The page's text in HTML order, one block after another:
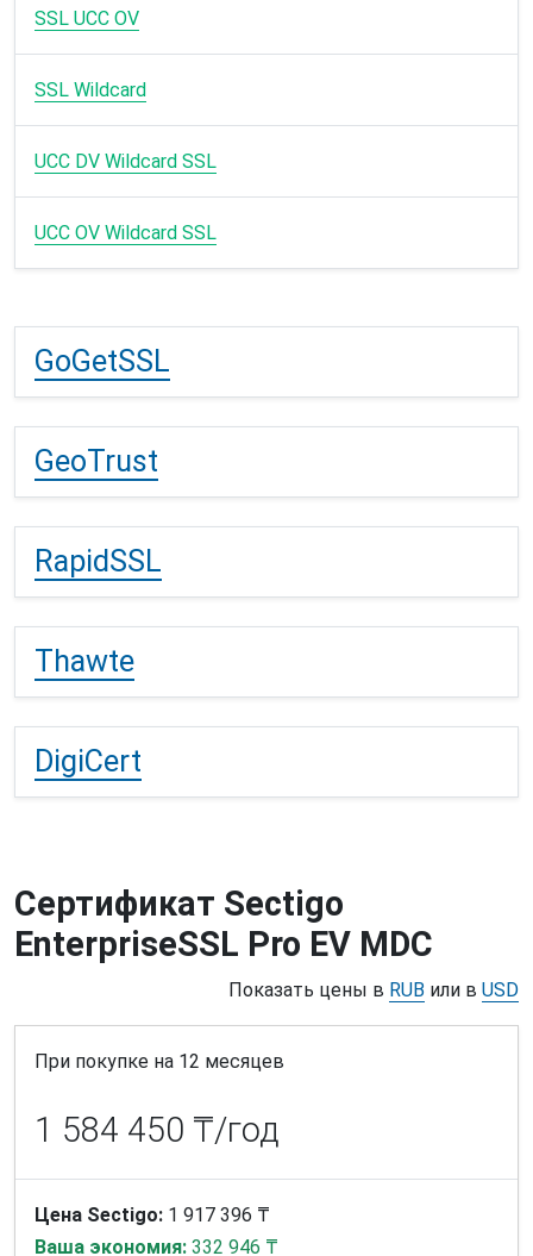
SSL UCC OV
SSL Wildcard
UCC DV Wildcard SSL
UCC OV Wildcard SSL
GoGetSSL
GeoTrust
RapidSSL
Thawte
DigiCert
Сертификат Sectigo
EnterpriseSSL Pro EV MDC
Показать цены в RUB или в USD
При покупке на 12 месяцев
1 584 450 ₸/год
Цена Sectigo: 1 917 396 ₸
Ваша экономия: 332 946 ₸